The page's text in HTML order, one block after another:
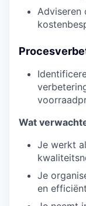
Adviseren
Wat
Je werkt
Je
en